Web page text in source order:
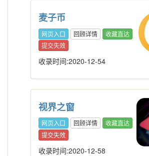
麦子币
网页入口 回顾详情
收藏直达
提交失效
收录时间:2020-12-54
视界之窗
网页入口 回顾详情
收藏直达
提交失效
收录时间:2020-12-58